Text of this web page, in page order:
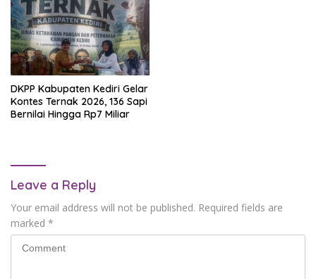
DKPP Kabupaten Kediri Gelar
Kontes Ternak 2026, 136 Sapi
Bernilai Hingga Rp7 Miliar
Leave a Reply
Your email address will not be published. Required fields are
marked *